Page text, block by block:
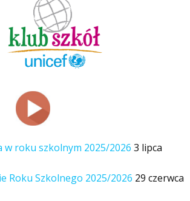
w roku szkolnym 2025/2026 3 lipca
Roku Szkolnego 2025/2026 29 czerwca